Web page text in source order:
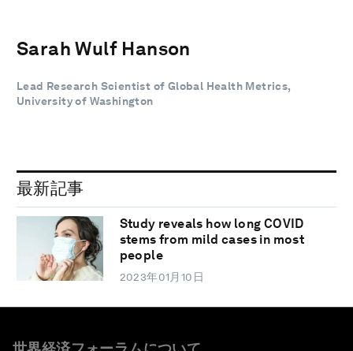
Sarah Wulf Hanson
Lead Research Scientist of Global Health Metrics,
University of Washington
最新記事
Study reveals how long COVID
stems from mild cases in most
people
2023年01月10日